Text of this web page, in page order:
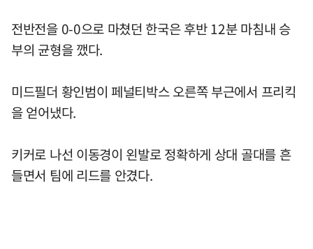
전반전을 0-0으로 마쳤던 한국은 후반 12분 마침내 승
부의 균형을 깼다.
미드필더 황인범이 페널티박스 오른쪽 부근에서 프리킥
을 얻어냈다.
키커로 나선 이동경이 왼발로 정확하게 상대 골대를 흔
들면서 팀에 리드를 안겼다.